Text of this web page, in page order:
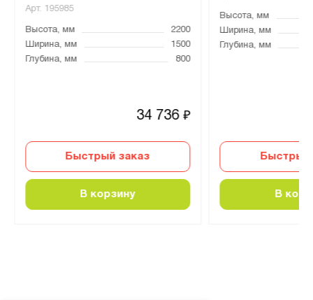
Арт. 195985
Высота, мм
2200
Ширина, мм
1500
Глубина, мм
800
34 736₽
Быстрый заказ
В корзину
Высота, мм
Ширина, мм
Глубина, мм
Быстрый
В